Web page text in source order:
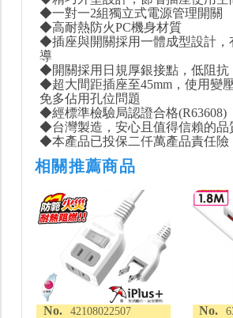
◆一對一2組獨立式電源管理開關
◆高耐熱防火PC機身材質
◆插座與開關採用一體成型設計，
導
◆開關採用日規厚銀接點，低阻抗
◆超大間距插座至45mm，使用變
免多佔用孔位問題
◆經標準檢驗局認證合格(R63608)
◆台灣製造，安心且值得信賴的品
◆本產品已投保二仟萬產品責任險
相關推薦商品
No. 42108022507 No.